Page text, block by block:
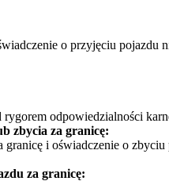
o przyjęciu pojazdu
odpowiedzialności
zbycia za granicę:
i oświadczenie o
za granicę: